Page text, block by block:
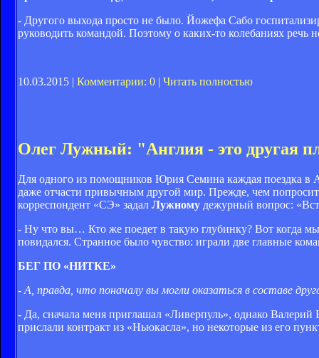
- Другого выхода просто не было. Йожефа Сабо
руководить командой. Поэтому о каких-то колебаниях речь
10.03.2015 | Комментарии: 0 Читать полностью
Олег Лужный: "Англия - это другая
Для одного из помощников Юрия Семина каждая поездка в
даже отчасти привычным другой мир. Прежде, чем
корреспондент «СЭ» задал Лужному дежурный вопрос:
- Ну что вы… Кто же поедет в такую глубинку? Вот когда
повидался. Странное было чувство: играли две главные
БЕГ ПО «НИТКЕ»
- А, правда, что поначалу вы могли оказаться в составе
- Да, сначала меня приглашал «Ливерпуль», однако
прислали контракт из «Ньюкасла», но некоторые из его